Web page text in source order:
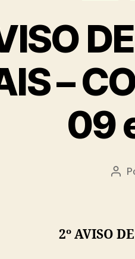
–
09
2º AVISO